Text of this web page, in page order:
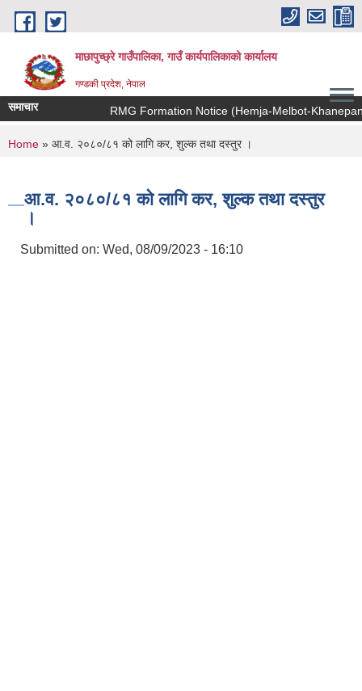
Skip to main content
माछापुच्छ्रे गाउँपालिका, गाउँ कार्यपालिकाको कार्यालय
गण्डकी प्रदेश, नेपाल
समाचार RMG Formation Notice (Hemja-Melbot-Khanepani
You are here
Home » आ.व. २०८०/८१ को लागि कर, शुल्क तथा दस्तुर ।
आ.व. २०८०/८१ को लागि कर, शुल्क तथा दस्तुर
।
Submitted on: Wed, 08/09/2023 - 16:10